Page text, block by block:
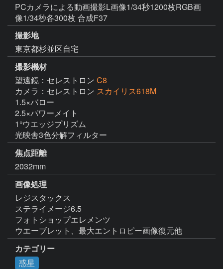
PCカメラによる動画撮影L画像1/34秒1200枚RGB画
像1/34秒各300枚 合成F37
撮影地
東京都杉並区自宅
撮影機材
望遠鏡：セレストロン C8
カメラ：セレストロン スカイリス618M
1.5×バロー
2.5×パワーメイト
1°ウエッジプリズム
光映舎3色分解フィルター
焦点距離
2032mm
画像処理
レジスタックス
ステライメージ6.5
フォトショップエレメンツ
ウエーブレット、最大エントロピー画像復元他
カテゴリー
惑星